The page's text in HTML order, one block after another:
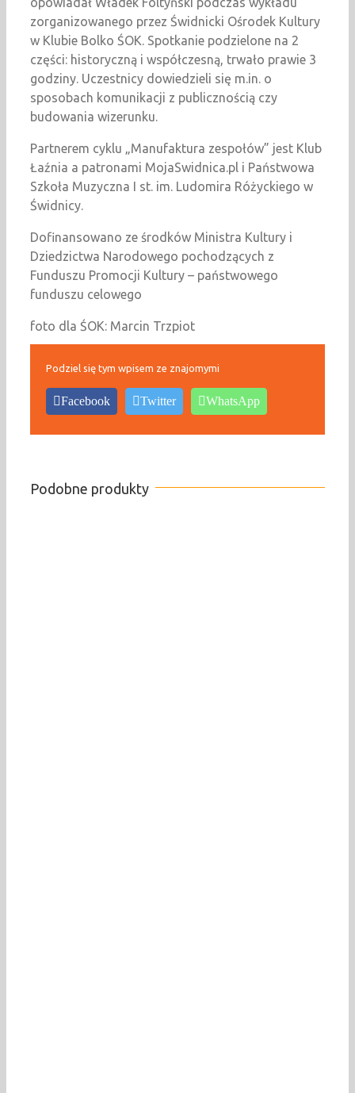
zorganizowanego przez Świdnicki Ośrodek Kultury
w Klubie Bolko ŚOK. Spotkanie podzielone na 2
części: historyczną i współczesną, trwało prawie 3
godziny. Uczestnicy dowiedzieli się m.in. o
sposobach komunikacji z publicznością czy
budowania wizerunku.
Partnerem cyklu „Manufaktura zespołów” jest Klub
Łaźnia a patronami MojaSwidnica.pl i Państwowa
Szkoła Muzyczna I st. im. Ludomira Różyckiego w
Świdnicy.
Dofinansowano ze środków Ministra Kultury i
Dziedzictwa Narodowego pochodzących z
Funduszu Promocji Kultury – państwowego
funduszu celowego
foto dla ŚOK: Marcin Trzpiot
Podziel się tym wpisem ze znajomymi
Facebook Twitter WhatsApp
Podobne produkty